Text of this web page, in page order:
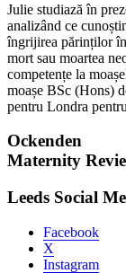
Julie studiază în
analizând ce
îngrijirea părinților
mort sau moartea
competențe la
moașe BSc (Hons)
pentru Londra
Ockenden
Maternity
Leeds Social
Facebook
X
Instagram